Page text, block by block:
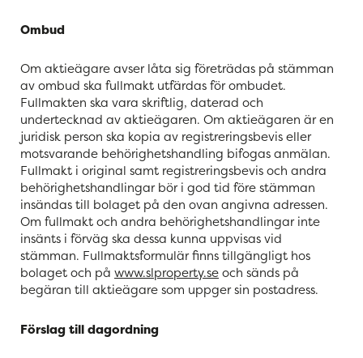
Ombud
Om aktieägare avser låta sig företrädas på stämman
av ombud ska fullmakt utfärdas för ombudet.
Fullmakten ska vara skriftlig, daterad och
undertecknad av aktieägaren. Om aktieägaren är en
juridisk person ska kopia av registreringsbevis eller
motsvarande behörighetshandling bifogas anmälan.
Fullmakt i original samt registreringsbevis och andra
behörighetshandlingar bör i god tid före stämman
insändas till bolaget på den ovan angivna adressen.
Om fullmakt och andra behörighetshandlingar inte
insänts i förväg ska dessa kunna uppvisas vid
stämman. Fullmaktsformulär finns tillgängligt hos
bolaget och på www.slproperty.seoch sänds på
begäran till aktieägare som uppger sin postadress.
Förslag till dagordning